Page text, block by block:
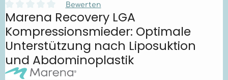
Durchschnittliche Bewertung von 0 von 5 Sternen
Bewerten
Marena Recovery LGA
Kompressionsmieder: Optimale
Unterstützung nach Liposuktion
und Abdominoplastik